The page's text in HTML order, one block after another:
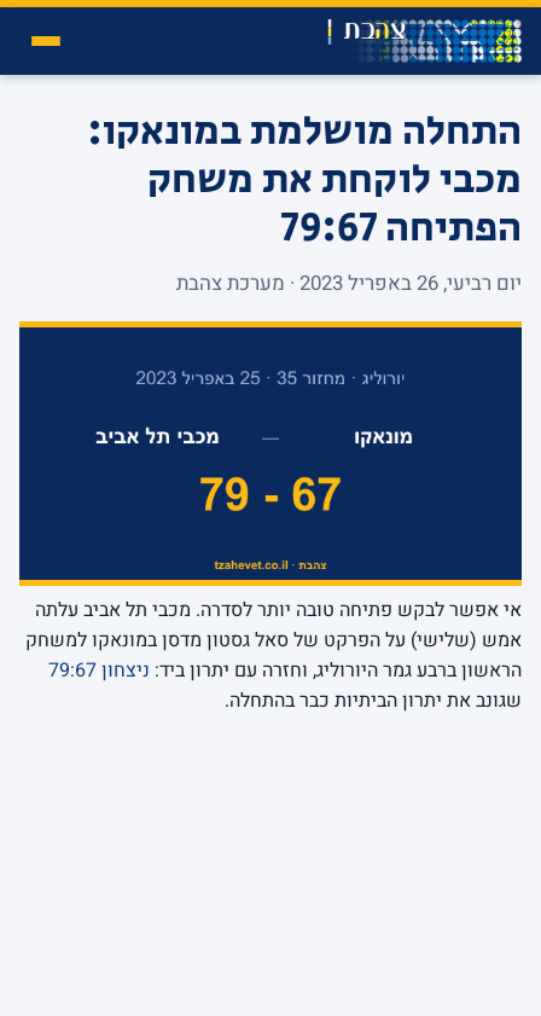
התחלה מושלמת במונאקו:
מכבי לוקחת את משחק
הפתיחה 79:67
יום רביעי, 26 באפריל 2023 · מערכת צהבת
אי אפשר לבקש פתיחה טובה יותר לסדרה. מכבי תל אביב עלתה
אמש (שלישי) על הפרקט של סאל גסטון מדסן במונאקו למשחק
הראשון ברבע גמר היורוליג, וחזרה עם יתרון ביד: ניצחון 79:67
שגונב את יתרון הביתיות כבר בהתחלה.